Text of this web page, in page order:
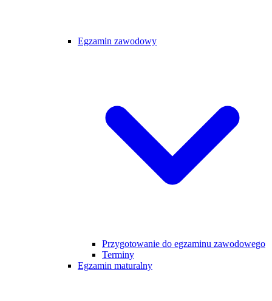
Egzamin zawodowy
Przygotowanie do egzaminu zawodowego
Terminy
Egzamin maturalny